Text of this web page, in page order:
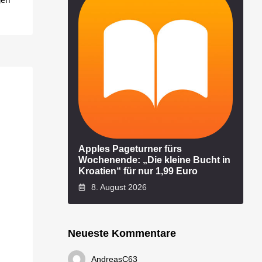
Apples Pageturner fürs
Wochenende: „Die kleine Bucht in
Kroatien“ für nur 1,99 Euro
8. August 2026
Neueste Kommentare
AndreasC63